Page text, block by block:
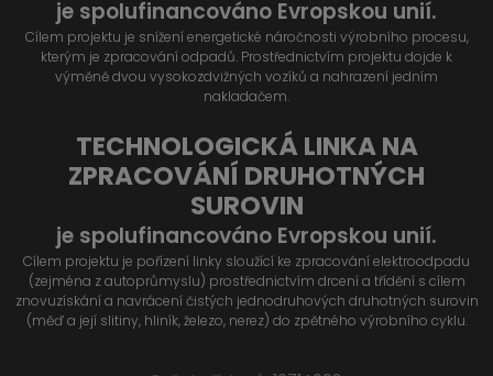
je spolufinancováno Evropskou unií.
Cílem projektu je snížení energetické náročnosti výrobního procesu,
kterým je zpracování odpadů. Prostřednictvím projektu dojde k
výměně dvou vysokozdvižných vozíků a nahrazení jedním
nakladačem.
TECHNOLOGICKÁ LINKA NA
ZPRACOVÁNÍ DRUHOTNÝCH
SUROVIN
je spolufinancováno Evropskou unií.
Cílem projektu je pořízení linky sloužící ke zpracování elektroodpadu
(zejména z autoprůmyslu) prostřednictvím drcení a třídění s cílem
znovuzískání a navrácení čistých jednodruhových druhotných surovin
(měď a její slitiny, hliník, železo, nerez) do zpětného výrobního cyklu.